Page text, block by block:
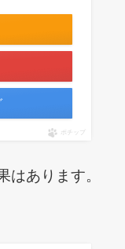
ポチップ
はあります。